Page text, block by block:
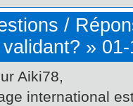
/
»
Aiki78,
international